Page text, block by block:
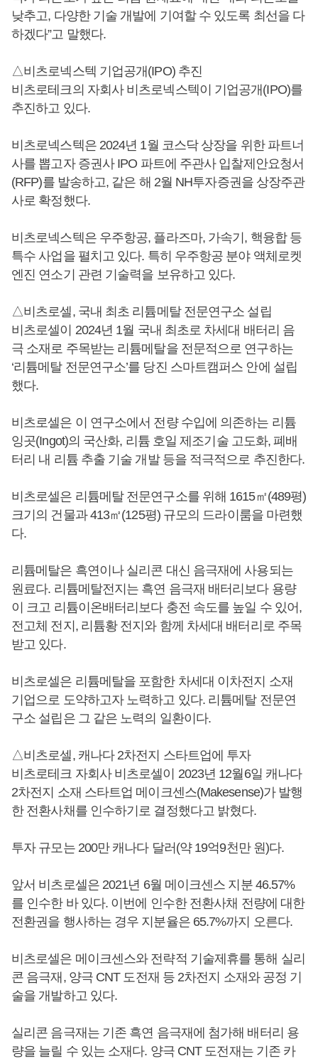
낮추고, 다양한 기술 개발에 기여할 수 있도록 최선을 다
하겠다”고 말했다.
△비츠로넥스텍 기업공개(IPO) 추진
비츠로테크의 자회사 비츠로넥스텍이 기업공개(IPO)를
추진하고 있다.
비츠로넥스텍은 2024년 1월 코스닥 상장을 위한 파트너
사를 뽑고자 증권사 IPO 파트에 주관사 입찰제안요청서
(RFP)를 발송하고, 같은 해 2월 NH투자증권을 상장주관
사로 확정했다.
비츠로넥스텍은 우주항공, 플라즈마, 가속기, 핵융합 등
특수 사업을 펼치고 있다. 특히 우주항공 분야 액체로켓
엔진 연소기 관련 기술력을 보유하고 있다.
△비츠로셀, 국내 최초 리튬메탈 전문연구소 설립
비츠로셀이 2024년 1월 국내 최초로 차세대 배터리 음
극 소재로 주목받는 리튬메탈을 전문적으로 연구하는
‘리튬메탈 전문연구소’를 당진 스마트캠퍼스 안에 설립
했다.
비츠로셀은 이 연구소에서 전량 수입에 의존하는 리튬
잉곳(Ingot)의 국산화, 리튬 호일 제조기술 고도화, 폐배
터리 내 리튬 추출 기술 개발 등을 적극적으로 추진한다.
비츠로셀은 리튬메탈 전문연구소를 위해 1615㎡(489평)
크기의 건물과 413㎡(125평) 규모의 드라이룸을 마련했
다.
리튬메탈은 흑연이나 실리콘 대신 음극재에 사용되는
원료다. 리튬메탈전지는 흑연 음극재 배터리보다 용량
이 크고 리튬이온배터리보다 충전 속도를 높일 수 있어,
전고체 전지, 리튬황 전지와 함께 차세대 배터리로 주목
받고 있다.
비츠로셀은 리튬메탈을 포함한 차세대 이차전지 소재
기업으로 도약하고자 노력하고 있다. 리튬메탈 전문연
구소 설립은 그 같은 노력의 일환이다.
△비츠로셀, 캐나다 2차전지 스타트업에 투자
비츠로테크 자회사 비츠로셀이 2023년 12월6일 캐나다
2차전지 소재 스타트업 메이크센스(Makesense)가 발행
한 전환사채를 인수하기로 결정했다고 밝혔다.
투자 규모는 200만 캐나다 달러(약 19억9천만 원)다.
앞서 비츠로셀은 2021년 6월 메이크센스 지분 46.57%
를 인수한 바 있다. 이번에 인수한 전환사채 전량에 대한
전환권을 행사하는 경우 지분율은 65.7%까지 오른다.
비츠로셀은 메이크센스와 전략적 기술제휴를 통해 실리
콘 음극재, 양극 CNT 도전재 등 2차전지 소재와 공정 기
술을 개발하고 있다.
실리콘 음극재는 기존 흑연 음극재에 첨가해 배터리 용
량을 늘릴 수 있는 소재다. 양극 CNT 도전재는 기존 카